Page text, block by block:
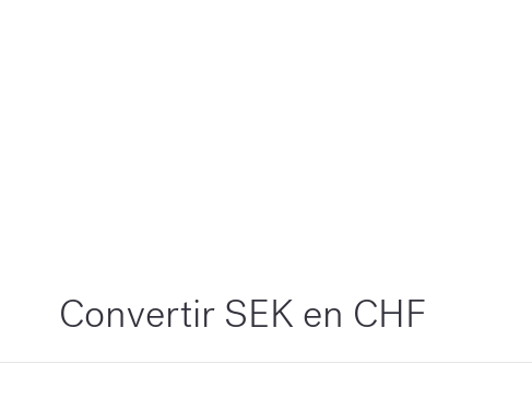
Convertir SEK en CHF